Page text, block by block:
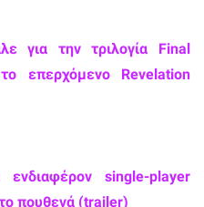
για την τριλογία Final
επερχόμενο Revelation
single-player
πουθενά (trailer)